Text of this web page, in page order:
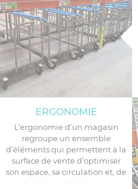
ERGONOMIE
L’ergonomie d’un magasin
regroupe un ensemble
d’éléments qui permettent à la
surface de vente d’optimiser
son espace, sa circulation et, de
manière générale, son